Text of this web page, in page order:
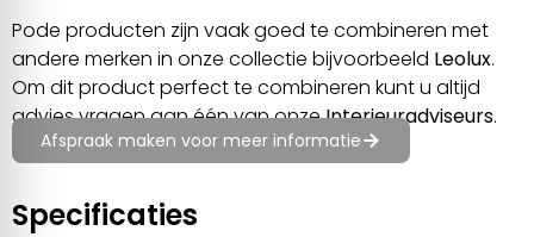
Pode producten zijn vaak goed te combineren met
andere merken in onze collectie bijvoorbeeld Leolux.
Om dit product perfect te combineren kunt u altijd
advies vragen aan één van onzeInterieuradviseurs.
Afspraak maken voor meer informatie
Specificaties